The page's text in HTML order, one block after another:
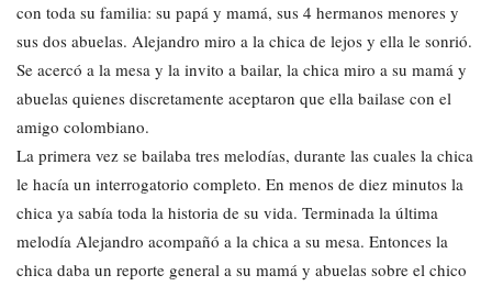
con toda su familia: su papá y mamá, sus 4 hermanos menores y
sus dos abuelas. Alejandro miro a la chica de lejos y ella le sonrió.
Se acercó a la mesa y la invito a bailar, la chica miro a su mamá y
abuelas quienes discretamente aceptaron que ella bailase con el
amigo colombiano.
La primera vez se bailaba tres melodías, durante las cuales la chica
le hacía un interrogatorio completo. En menos de diez minutos la
chica ya sabía toda la historia de su vida. Terminada la última
melodía Alejandro acompañó a la chica a su mesa. Entonces la
chica daba un reporte general a su mamá y abuelas sobre el chico